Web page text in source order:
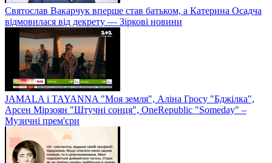
Святослав Вакарчук вперше став батьком, а Катерина Осадча
відмовилася від декрету — Зіркові новини
JAMALA і TAYANNA "Моя земля", Аліна Гросу "Бджілка",
Арсен Мірзоян "Штучні сонця", OneRepublic "Someday" –
Музичні прем'єри